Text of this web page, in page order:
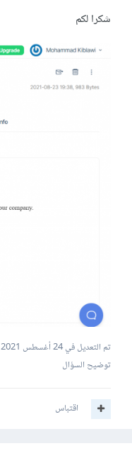
sent'
شكرا لكم
تم التعديل في24 أغسطس 2021
توضيح السؤال
اقتباس